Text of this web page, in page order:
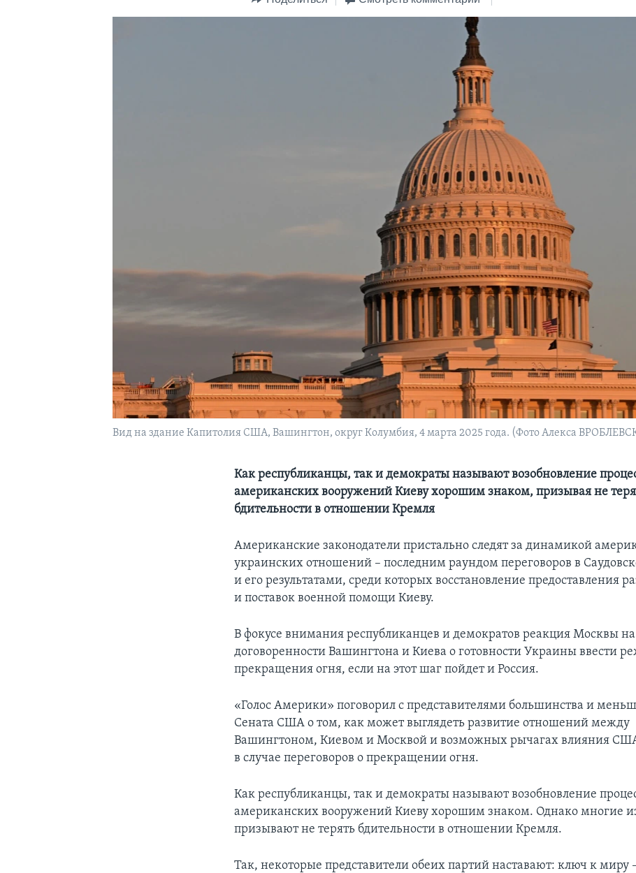
Вид на здание Капитолия США, Вашингтон, округ Колумбия, 4 марта 2025 года. (Фото Алекса
Как республиканцы, так и демократы называют возобновление
американских вооружений Киеву хорошим знаком, призывая не
бдительности в отношении Кремля
Американские законодатели пристально следят за динамикой
украинских отношений – последним раундом переговоров в
и его результатами, среди которых восстановление предоставления
и поставок военной помощи Киеву.
В фокусе внимания республиканцев и демократов реакция Москвы на
договоренности Вашингтона и Киева о готовности Украины ввести
прекращения огня, если на этот шаг пойдет и Россия.
«Голос Америки» поговорил с представителями большинства и
Сената США о том, как может выглядеть развитие отношений между
Вашингтоном, Киевом и Москвой и возможных рычагах влияния
в случае переговоров о прекращении огня.
Как республиканцы, так и демократы называют возобновление
американских вооружений Киеву хорошим знаком. Однако многие
призывают не терять бдительности в отношении Кремля.
Так, некоторые представители обеих партий наставают: ключ к миру